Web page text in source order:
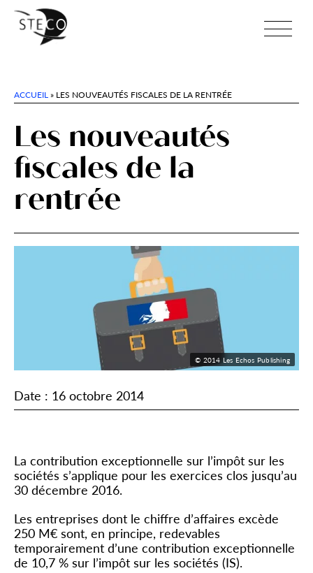
ACCUEIL» LES NOUVEAUTÉS FISCALES DE LA RENTRÉE
Les nouveautés
fiscales de la
rentrée
Date : 16 octobre 2014
La contribution exceptionnelle sur l’impôt sur les
sociétés s’applique pour les exercices clos jusqu’au
30 décembre 2016.
Les entreprises dont le chiffre d’affaires excède
250 M€ sont, en principe, redevables
temporairement d’une contribution exceptionnelle
de 10,7 % sur l’impôt sur les sociétés (IS).
© 2014 Les Echos Publishing